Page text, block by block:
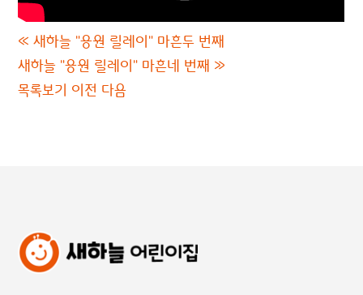
« 새하늘 "응원 릴레이" 마흔두 번째
새하늘 "응원 릴레이" 마흔네 번째 »
목록보기 이전 다음